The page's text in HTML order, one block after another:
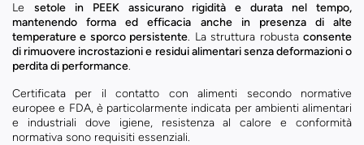
Le setole in PEEK assicurano rigidità e durata nel tempo,
mantenendo forma ed efficacia anche in presenza di alte
temperature e sporco persistente. La struttura robustaconsente
di rimuovere incrostazioni e residui alimentari senza deformazioni o
perdita di performance.
Certificata per il contatto con alimenti secondo normative
europee e FDA, è particolarmente indicata per ambienti alimentari
e industriali dove igiene, resistenza al calore e conformità
normativa sono requisiti essenziali.